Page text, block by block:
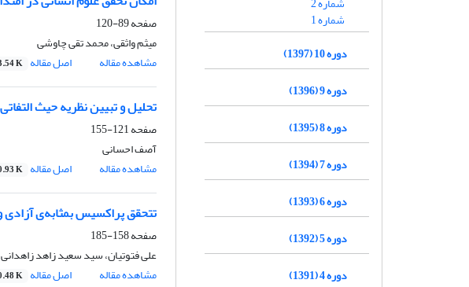
صفحه89-120
میثم واثقی، محمد تقی چاوشی
مشاهده مقاله
اصل مقاله K
تحلیل و تبیین نظریه حیث
صفحه121-155
آصف احسانی
مشاهده مقاله
اصل مقاله K
تتحقق پراکسیس بمثابه‌ی آزادی
صفحه158-185
علی فتوتیان، سید سعید زاهد
مشاهده مقاله
اصل مقاله K
شماره 1
دوره 10 (1397)
دوره 9 (1396)
دوره 8 (1395)
دوره 7 (1394)
دوره 6 (1393)
دوره 5 (1392)
دوره 4 (1391)